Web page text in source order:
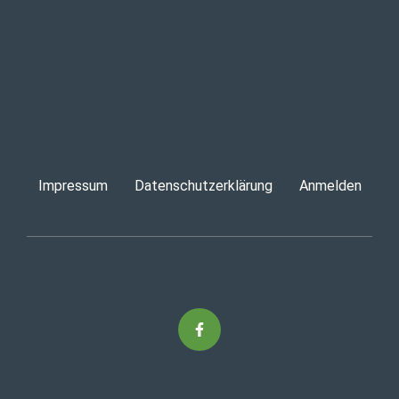
Impressum Datenschutzerklärung Anmelden